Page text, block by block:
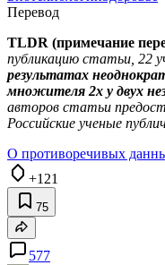
Перевод
TLDR (примечание
публикацию статьи, 22
результатах
множителя 2x у двух
авторов статьи
Российские ученые
О противоречивых
+121
75
577